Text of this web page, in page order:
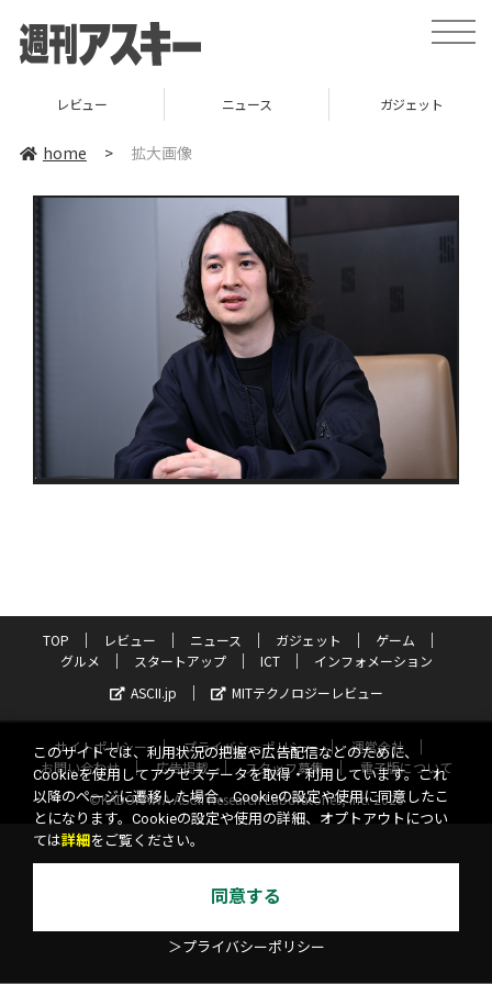
toggle
レビュー ニュース ガジェット
home > 拡大画像
TOP レビュー ニュース ガジェット
ゲーム
グルメ
スタートアップ ICT
インフォメーション
ASCII.jp
MITテクノロジーレビュー
サイトポリシー プライバシーポリシー
運営会社
お問い合わせ
広告掲載 スタッフ募集
電子版について
©KADOKAWA ASCII Research Laboratories, Inc. 2026
このサイトでは、利用状況の把握や広告配信などのために、
Cookieを使用してアクセスデータを取得・利用しています。これ
以降のページに遷移した場合、Cookieの設定や使用に同意したこ
とになります。Cookieの設定や使用の詳細、オプトアウトについ
ては詳細 をご覧ください。
同意する
＞プライバシーポリシー